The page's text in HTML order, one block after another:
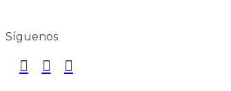
Síguenos